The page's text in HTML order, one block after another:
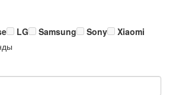
LG Samsung Sony
Xiaomi